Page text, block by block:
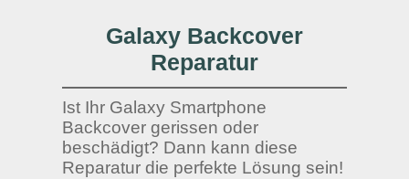
Galaxy Backcover
Reparatur
Ist Ihr Galaxy Smartphone
Backcover gerissen oder
beschädigt? Dann kann diese
Reparatur die perfekte Lösung sein!